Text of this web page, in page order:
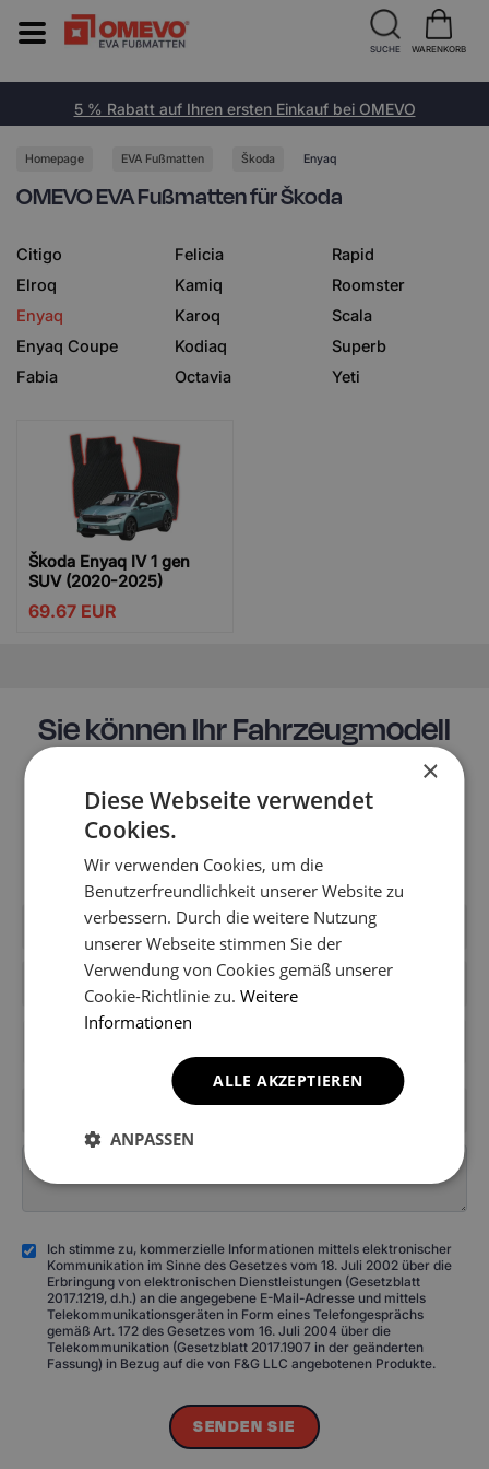
5 % Rabatt auf Ihren ersten Einkauf bei OMEVO
Homepage EVA Fußmatten Škoda Enyaq
OMEVO EVA Fußmatten für Škoda
Citigo
Elroq
Enyaq
Enyaq Coupe
Fabia
Felicia
Kamiq
Karoq
Kodiaq
Octavia
Rapid
Roomster
Scala
Superb
Yeti
Škoda Enyaq IV 1 gen
SUV (2020-2025)
69.67 EUR
Sie können Ihr Fahrzeugmodell
Möglicherweise ist es noch nicht in den Katalog des
Shops aufgenommen worden. Schreiben Sie uns, um
erhalten.
Ich stimme zu, kommerzielle Informationen mittels elektronischer
Kommunikation im Sinne des Gesetzes vom 18. Juli 2002 über die
Erbringung von elektronischen Dienstleistungen (Gesetzblatt
2017.1219, d.h.) an die angegebene E-Mail-Adresse und mittels
Telekommunikationsgeräten in Form eines Telefongesprächs
gemäß Art. 172 des Gesetzes vom 16. Juli 2004 über die
Telekommunikation (Gesetzblatt 2017.1907 in der geänderten
Fassung) in Bezug auf die von F&G LLC angebotenen Produkte.
SENDEN SIE
SUCHE WARENKORB
×
Diese Webseite verwendet
Cookies.
Wir verwenden Cookies, um die
Benutzerfreundlichkeit unserer Website zu
verbessern. Durch die weitere Nutzung
unserer Webseite stimmen Sie der
Verwendung von Cookies gemäß unserer
Cookie-Richtlinie zu.Weitere
Informationen
ALLE AKZEPTIEREN
ANPASSEN